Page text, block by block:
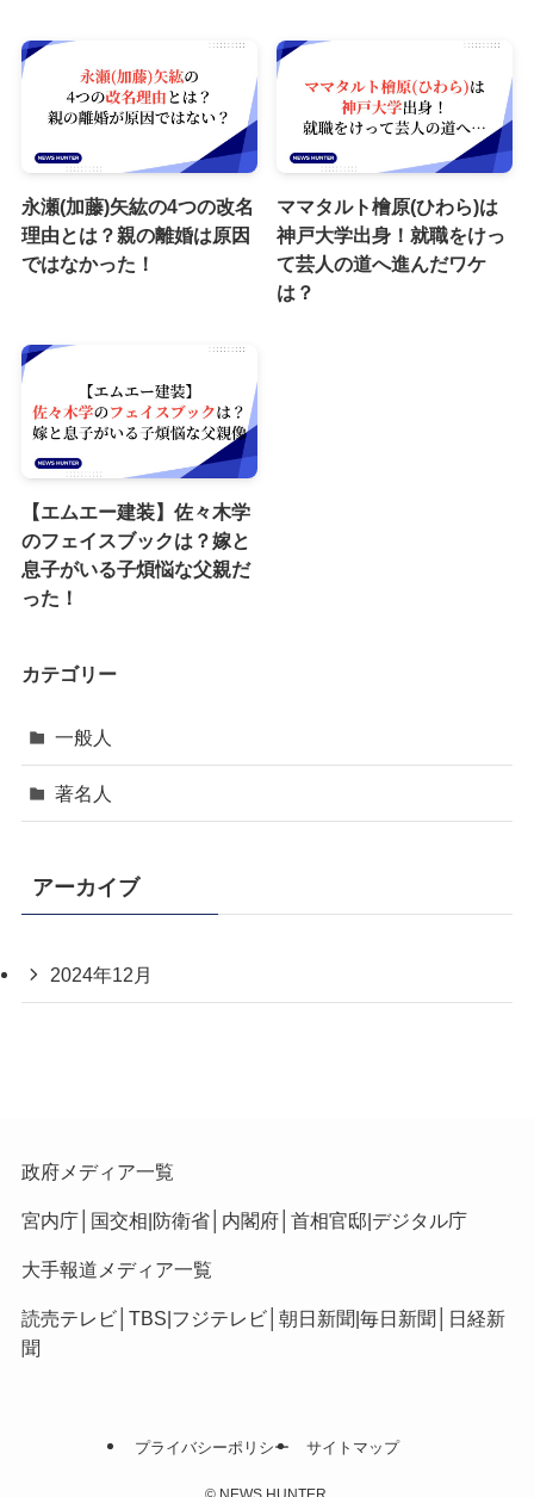
永瀬(加藤)矢紘の4つの改名
理由とは？親の離婚は原因
ではなかった！
ママタルト檜原(ひわら)は
神戸大学出身！就職をけっ
て芸人の道へ進んだワケ
は？
【エムエー建装】佐々木学
のフェイスブックは？嫁と
息子がいる子煩悩な父親だ
った！
カテゴリー
一般人
著名人
アーカイブ
2024年12月
政府メディア一覧
宮内庁│ 国交相|防衛省│ 内閣府│ 首相官邸|デジタル庁
大手報道メディア一覧
読売テレビ│ TBS フジテレビ│ 朝日新聞 毎日新聞
日経新
聞
プライバシーポリシー サイトマップ